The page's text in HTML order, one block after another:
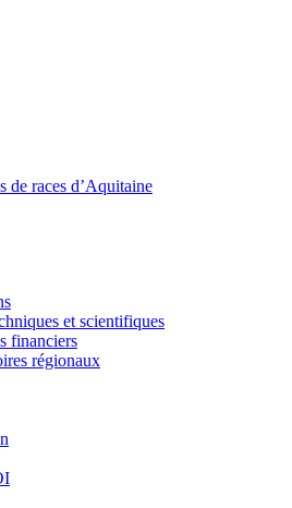
de races d’Aquitaine
et scientifiques
financiers
régionaux